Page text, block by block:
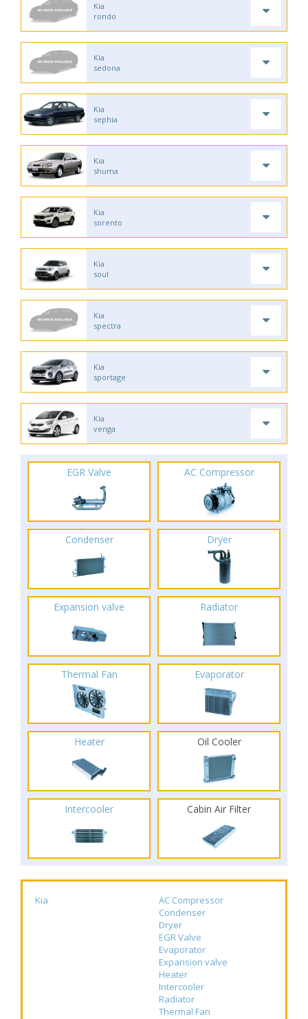
Kia
rondo
Kia
sedona
Kia
sephia
Kia
shuma
Kia
sorento
Kia
soul
Kia
spectra
Kia
sportage
Kia
venga
EGR Valve AC Compressor
Condenser Dryer
Expansion valve Radiator
Thermal Fan Evaporator
Heater Oil Cooler
Intercooler Cabin Air Filter
Kia
AC Compressor
Condenser
Dryer
EGR Valve
Evaporator
Expansion valve
Heater
Intercooler
Radiator
Thermal Fan